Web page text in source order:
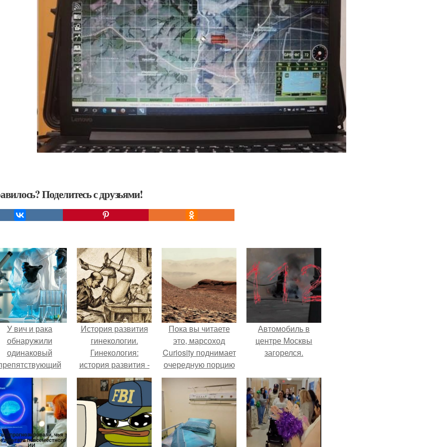
Поделитесь с друзьями!
У вич и рака
обнаружили
одинаковый
механизм.
История развития
гинекологии.
Гинекология:
история развития -
средние века.
Пока вы читаете
это, марсоход
Curiosity поднимает
очередную порцию
красной пыли. 6.
Автомобиль в
центре Москвы
загорелся.